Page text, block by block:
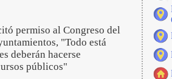
permiso al Congreso del
"Todo está
deberán hacerse
públicos"